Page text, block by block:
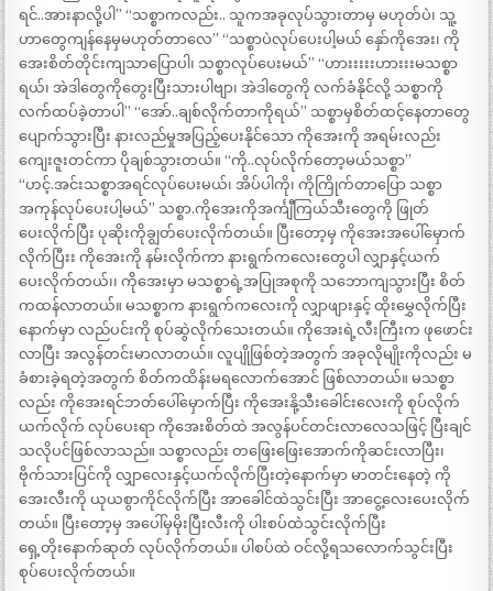
ရင်..အားနာလို့ပါ” “သစ္စာကလည်း.. သူကအခုလုပ်သွားတာမှ မဟုတ်ပဲ၊ သူ့
ဟာတွေကျန်နေမှမဟုတ်တာလေ” “သစ္စာပဲလုပ်ပေးပါ့မယ် နှော်ကိုအေး၊ ကို
အေးစိတ်တိုင်းကျသာပြောပါ၊ သစ္စာလုပ်ပေးမယ်” “ဟားးးးးဟားးးမသစ္စာ
ရယ်၊ အဲဒါတွေကိုတွေးပြီးသားပါဗျာ၊ အဲဒါတွေကို လက်ခံနိုင်လို့ သစ္စာကို
လက်ထပ်ခဲ့တာပါ” “အော်..ချစ်လိုက်တာကိုရယ်” သစ္စာမှစိတ်ထင့်နေတာတွေ
ပျောက်သွားပြီး နားလည်မှုအပြည့်ပေးနိုင်သော ကိုအေးကို အရမ်းလည်း
ကျေးဇူးတင်ကာ ပိုချစ်သွားတယ်။ “ကို..လုပ်လိုက်တော့မယ်သစ္စာ”
“ဟင့်.အင်းသစ္စာအရင်လုပ်ပေးမယ်၊ အိပ်ပါကို၊ ကိုကြိုက်တာပြော သစ္စာ
အကုန်လုပ်ပေးပါ့မယ်” သစ္စာ.ကိုအေးကိုအင်္ကျီကြယ်သီးတွေကို ဖြုတ်
ပေးလိုက်ပြီး ပုဆိုးကိုချွတ်ပေးလိုက်တယ်။ ပြီးတော့မှ ကိုအေးအပေါ်မှောက်
လိုက်ပြီးး ကိုအေးကို နမ်းလိုက်ကာ နားရွက်ကလေးတွေပါ လျှာနှင့်ယက်
ပေးလိုက်တယ်၊၊ ကိုအေးမှာ မသစ္စာရဲ့အပြုအစုကို သဘောကျသွားပြီး စိတ်
ကထန်လာတယ်။ မသစ္စာက နားရွက်ကလေးကို လျှာဖျားနှင့် ထိုးမွှေလိုက်ပြီး
နောက်မှာ လည်ပင်းကို စုပ်ဆွဲလိုက်သေးတယ်။ ကိုအေးရဲ့လီးကြီးက ဖုဖောင်း
လာပြီး အလွန်တင်းမာလာတယ်။ လူပျိုဖြစ်တဲ့အတွက် အခုလိုမျိုးကိုလည်း မ
ခံစားခဲ့ရတဲ့အတွက် စိတ်ကထိန်းမရလောက်အောင် ဖြစ်လာတယ်။ မသစ္စာ
လည်း ကိုအေးရင်ဘတ်ပေါ်မှောက်ပြီး ကိုအေးနို့သီးခေါင်းလေးကို စုပ်လိုက်
ယက်လိုက် လုပ်ပေးရာ ကိုအေးစိတ်ထဲ အလွန်ပင်တင်းလာလေသဖြင့် ပြီးချင်
သလိုပင်ဖြစ်လာသည်။ သစ္စာလည်း တဖြေးဖြေးအောက်ကိုဆင်းလာပြီး၊
ဗိုက်သားပြင်ကို လျှာလေးနှင့်ယက်လိုက်ပြီးတဲ့နောက်မှာ မာတင်းနေတဲ့ ကို
အေးလီးကို ယုယစွာကိုင်လိုက်ပြီး အာခေါင်ထဲသွင်းပြီး အာငွေ့လေးပေးလိုက်
တယ်။ ပြီးတော့မှ အပေါ်မှမိုးပြီးလီးကို ပါးစပ်ထဲသွင်းလိုက်ပြီး
ရှေ့တိုးနောက်ဆုတ် လုပ်လိုက်တယ်။ ပါစပ်ထဲ ဝင်လို့ရသလောက်သွင်းပြီး
စုပ်ပေးလိုက်တယ်။